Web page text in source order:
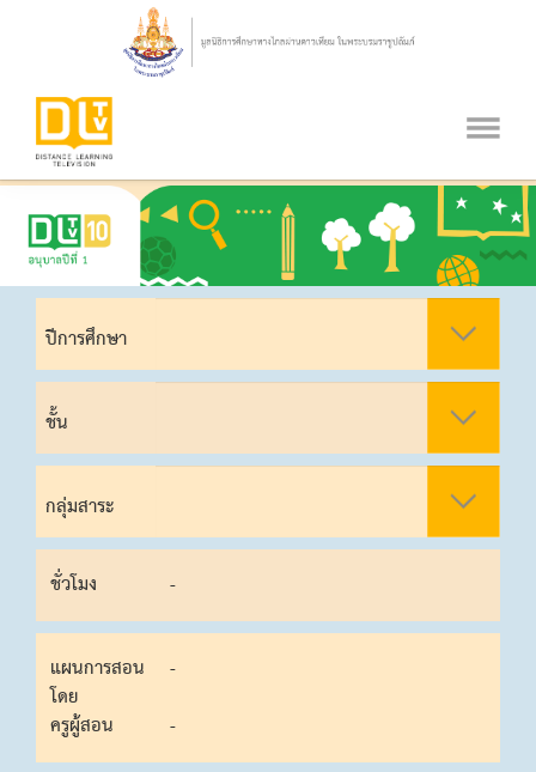
ปีการศึกษา
ชั้น
กลุ่มสาระ
ชั่วโมง -
แผนการสอน
โดย
-
ครูผู้สอน
-